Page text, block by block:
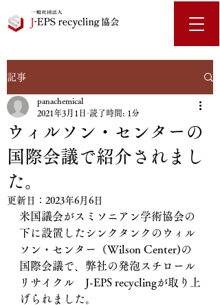
記事
ウィルソン・センターの
国際会議で紹介されまし
た。
panachemical
2021年3月1日 読了時間: 1分
更新日： 2023年6月6日
米国議会がスミソニアン学術協会の
下に設置したシンクタンクのウィル
ソン・センター（Wilson Center)の
国際会議で、弊社の発泡スチロール
リサイクル　J-EPS recyclingが取り上
げられました。